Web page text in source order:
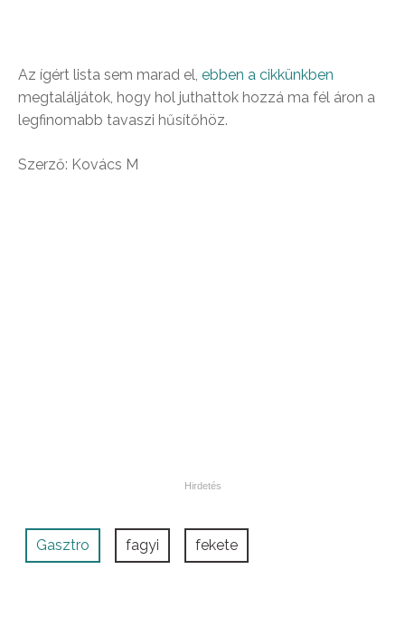
Az ígért lista sem marad el, ebben a cikkünkben
megtaláljátok, hogy hol juthattok hozzá ma fél áron a
legfinomabb tavaszi hűsítőhöz.
Szerző: Kovács M
Gasztro fagyi fekete